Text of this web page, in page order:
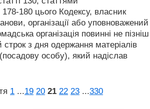
180 цього Кодексу, власник
організації або уповноважений
організація повинні не пізніш
з дня одержання матеріалів
особу), який надіслав
1 ...19 20 21 22 23 ...330